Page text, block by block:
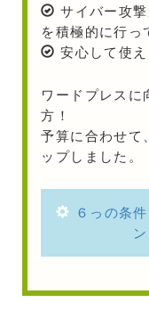
サイバー攻
を積極的に行っ
安心して使
ワードプレスに
方！
予算に合わせて
ップしました。
６っの条